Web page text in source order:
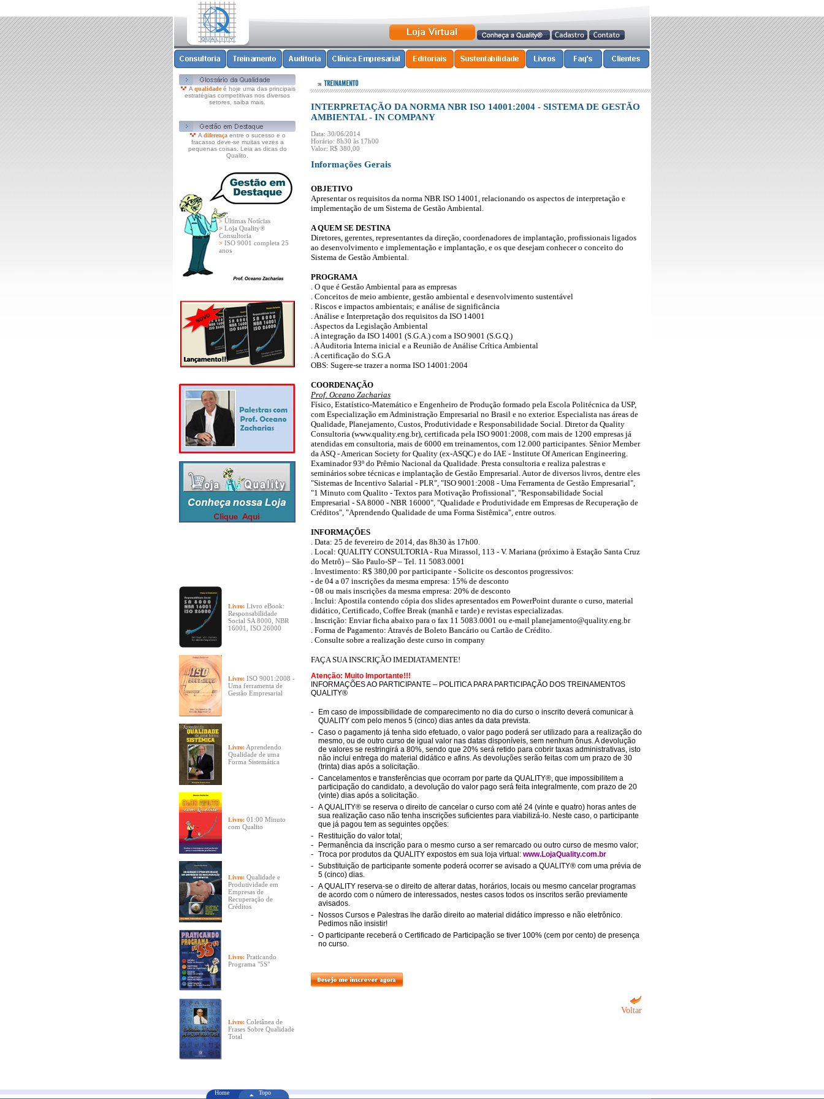
A qualidadeé hoje uma das principais
estratégias competitivas nos diversos
setores, saiba mais.
A diferença entre o sucesso e o
fracasso deve-se muitas vezes a
pequenas coisas. Leia as dicas do
Qualito.
> Últimas Notícias
> Loja Quality®
Consultoria
> ISO 9001 completa 25
anos
Livro: Livro eBook:
Responsabilidade
Social SA 8000, NBR
16001, ISO 26000
Livro: ISO 9001:2008 -
Uma ferramenta de
Gestão Empresarial
Livro: Aprendendo
Qualidade de uma
Forma Sistemática
Livro: 01:00 Minuto
com Qualito
Livro: Qualidade e
Produtividade em
Empresas de
Recuperação de
Créditos
Livro: Praticando
Programa "5S"
Livro: Coletânea de
Frases Sobre Qualidade
Total
INTERPRETAÇÃO DA NORMA NBR ISO 14001:2004 - SISTEMA DE GESTÃO
AMBIENTAL - IN COMPANY
Data: 30/06/2014
Horário: 8h30 às 17h00
Valor: R$ 380,00
Informações Gerais
OBJETIVO
Apresentar os requisitos da norma NBR ISO 14001, relacionando os aspectos de interpretação e
implementação de um Sistema de Gestão Ambiental.
A QUEM SE DESTINA
Diretores, gerentes, representantes da direção, coordenadores de implantação, profissionais ligados
ao desenvolvimento e implementação e implantação, e os que desejam conhecer o conceito do
Sistema de Gestão Ambiental.
PROGRAMA
. O que é Gestão Ambiental para as empresas
. Conceitos de meio ambiente, gestão ambiental e desenvolvimento sustentável
. Riscos e impactos ambientais; e análise de significância
. Análise e Interpretação dos requisitos da ISO 14001
. Aspectos da Legislação Ambiental
. A integração da ISO 14001 (S.G.A.) com a ISO 9001 (S.G.Q.)
. A Auditoria Interna inicial e a Reunião de Análise Crítica Ambiental
. A certificação do S.G.A
OBS: Sugere-se trazer a norma ISO 14001:2004
COORDENAÇÃO
Prof. Oceano Zacharias
Físico, Estatístico-Matemático e Engenheiro de Produção formado pela Escola Politécnica da USP,
com Especialização em Administração Empresarial no Brasil e no exterior. Especialista nas áreas de
Qualidade, Planejamento, Custos, Produtividade e Responsabilidade Social. Diretor da Quality
Consultoria (www.quality.eng.br), certificada pela ISO 9001:2008, com mais de 1200 empresas já
atendidas em consultoria, mais de 6000 em treinamentos, com 12.000 participantes. Sênior Member
da ASQ - American Society for Quality (ex-ASQC) e do IAE - Institute Of American Engineering.
Examinador 93º do Prêmio Nacional da Qualidade. Presta consultoria e realiza palestras e
seminários sobre técnicas e implantação de Gestão Empresarial. Autor de diversos livros, dentre eles
"Sistemas de Incentivo Salarial - PLR", "ISO 9001:2008 - Uma Ferramenta de Gestão Empresarial",
"1 Minuto com Qualito - Textos para Motivação Profissional", "Responsabilidade Social
Empresarial - SA 8000 - NBR 16000", "Qualidade e Produtividade em Empresas de Recuperação de
Créditos", "Aprendendo Qualidade de uma Forma Sistêmica", entre outros.
INFORMAÇÕES
. Data: 25 de fevereiro de 2014, das 8h30 às 17h00.
. Local: QUALITY CONSULTORIA - Rua Mirassol, 113 - V. Mariana (próximo à Estação Santa Cruz
do Metrô) – São Paulo-SP – Tel. 11 5083.0001
. Investimento: R$ 380,00 por participante - Solicite os descontos progressivos:
- de 04 a 07 inscrições da mesma empresa: 15% de desconto
- 08 ou mais inscrições da mesma empresa: 20% de desconto
. Inclui: Apostila contendo cópia dos slides apresentados em PowerPoint durante o curso, material
didático, Certificado, Coffee Break (manhã e tarde) e revistas especializadas.
. Inscrição: Enviar ficha abaixo para o fax 11 5083.0001 ou e-mail planejamento@quality.eng.br
. Forma de Pagamento: Através de Boleto Bancário ou Cartão de Crédito.
. Consulte sobre a realização deste curso in company
FAÇA SUA INSCRIÇÃO IMEDIATAMENTE!
Atenção: Muito Importante!!!
INFORMAÇÕES AO PARTICIPANTE – POLITICA PARA PARTICIPAÇÃO DOS TREINAMENTOS
QUALITY®
-
Em caso de impossibilidade de comparecimento no dia do curso o inscrito deverá comunicar à
QUALITY com pelo menos 5 (cinco) dias antes da data prevista.
- Caso o pagamento já tenha sido efetuado, o valor pago poderá ser utilizado para a realização do
mesmo, ou de outro curso de igual valor nas datas disponíveis, sem nenhum ônus. A devolução
de valores se restringirá a 80%, sendo que 20% será retido para cobrir taxas administrativas, isto
não inclui entrega do material didático e afins. As devoluções serão feitas com um prazo de 30
(trinta) dias após a solicitação.
- Cancelamentos e transferências que ocorram por parte da QUALITY®, que impossibilitem a
participação do candidato, a devolução do valor pago será feita integralmente, com prazo de 20
(vinte) dias após a solicitação.
- A QUALITY® se reserva o direito de cancelar o curso com até 24 (vinte e quatro) horas antes de
sua realização caso não tenha inscrições suficientes para viabilizá-lo. Neste caso, o participante
que já pagou tem as seguintes opções:
- Restituição do valor total;
- Permanência da inscrição para o mesmo curso a ser remarcado ou outro curso de mesmo valor;
- Troca por produtos da QUALITY expostos em sua loja virtual: www.LojaQuality.com.br
- Substituição de participante somente poderá ocorrer se avisado a QUALITY® com uma prévia de
5 (cinco) dias.
- A QUALITY reserva-se o direito de alterar datas, horários, locais ou mesmo cancelar programas
de acordo com o número de interessados, nestes casos todos os inscritos serão previamente
avisados.
-
Nossos Cursos e Palestras lhe darão direito ao material didático impresso e não eletrônico.
Pedimos não insistir!
- O participante receberá o Certificado de Participação se tiver 100% (cem por cento) de presença
no curso.
Voltar
Home Topo